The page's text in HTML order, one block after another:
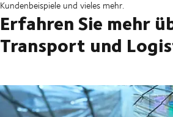
Kundenbeispiele und vieles mehr.
Erfahren Sie mehr
Transport und